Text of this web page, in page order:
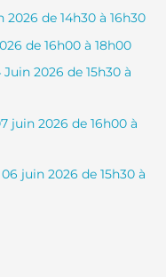
de 14h30 à 16h30
de 16h00 à 18h00
2026 de 15h30 à
juin 2026 de 16h00 à
juin 2026 de 15h30 à